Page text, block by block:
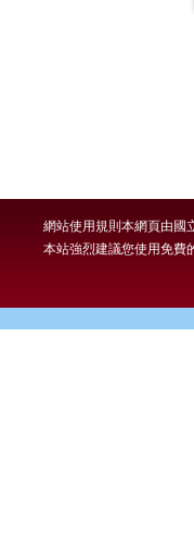
本網頁由國
網站使用規則
本站強烈建議您使用免費